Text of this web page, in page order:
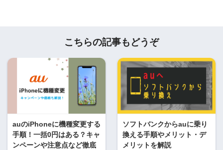
こちらの記事もどうぞ
auのiPhoneに機種変更する
手順！一括0円はある？キャ
ンペーンや注意点など徹底
ソフトバンクからauに乗り
換える手順やメリット・デ
メリットを解説